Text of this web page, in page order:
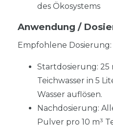
des Ökosystems
Anwendung /
Empfohlene Dosierung:
Startdosierung: 25
Teichwasser in 5
Wasser auflösen.
Nachdosierung:
Pulver pro 10 m³